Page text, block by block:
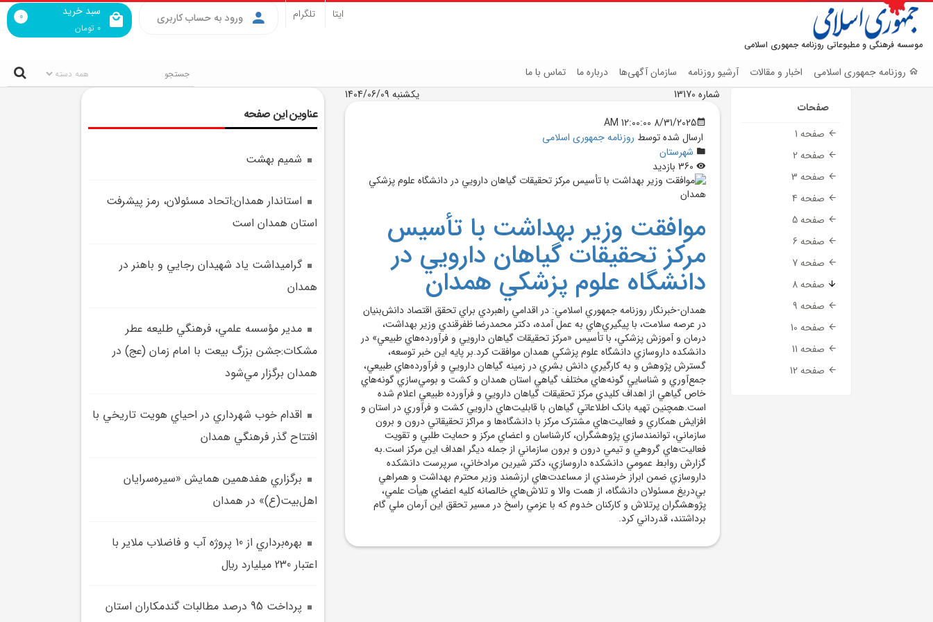
موسسه فرهنگی و مطبوعاتی روزنامه جمهوری اسلامی
سبد خرید
0 تومان
0 ورود به حساب کاربری ایتا تلگرام
روزنامه جمهوری اسلامی اخبار و مقالات آرشیو روزنامه سازمان آگهی‌ها درباره ما تماس با ما
صفحات
صفحه 1
صفحه 2
صفحه 3
صفحه 4
صفحه 5
صفحه 6
صفحه 7
صفحه 8
صفحه 9
صفحه 10
صفحه 11
صفحه 12
شماره 13170
یکشنبه 1404/06/09
8/31/2025 12:00:00 AM
ارسال شده توسط روزنامه جمهوری اسلامی
شهرستان
موافقت وزير بهداشت با تأسيس
مرکز تحقيقات گياهان دارويي در
دانشگاه علوم پزشکي همدان
همدان-خبرنگار روزنامه جمهوري اسلامي: در اقدامي راهبردي براي تحقق اقتصاد دانش‌بنيان
در عرصه سلامت، با پيگيري‌هاي به عمل آمده، دکتر محمدرضا ظفرقندي وزير بهداشت،
درمان و آموزش پزشکي، با تأسيس «مرکز تحقيقات گياهان دارويي و فرآورده‌هاي طبيعي» در
دانشکده داروسازي دانشگاه علوم پزشکي همدان موافقت کرد.بر پايه اين خبر توسعه،
گسترش پژوهش و به کارگيري دانش بشري در زمينه گياهان دارويي و فرآورده‌هاي طبيعي،
جمع‌آوري و شناسايي گونه‌هاي مختلف گياهي استان همدان و کشت و بومي‌سازي گونه‌هاي
خاص گياهي از اهداف کليدي مرکز تحقيقات گياهان دارويي و فرآورده طبيعي اعلام شده
است.همچنين تهيه بانک اطلاعاتي گياهان با قابليت‌هاي دارويي کشت و فرآوري در استان و
افزايش همکاري و فعاليت‌هاي مشترک مرکز با دانشگاه‌ها و مراکز تحقيقاتي درون و برون
سازماني، توانمندسازي پژوهشگران، کارشناسان و اعضاي مرکز و حمايت طلبي و تقويت
فعاليت‌هاي گروهي و تيمي درون و برون سازماني از جمله ديگر اهداف اين مرکز است.به
گزارش روابط عمومي دانشکده داروسازي، دکتر شيرين مرادخاني، سرپرست دانشکده
داروسازي ضمن ابراز خرسندي از مساعدت‌هاي ارزشمند وزير محترم بهداشت و همراهي
بي‌دريغ مسئولان دانشگاه، از همت والا و تلاش‌هاي خالصانه کليه اعضاي هيأت علمي،
پژوهشگران پرتلاش و کارکنان خدوم که با عزمي راسخ در مسير تحقق اين آرمان ملي گام
برداشتند، قدرداني کرد.
عناوین این صفحه
شمیم بهشت
استاندار همدان:اتحاد مسئولان، رمز پيشرفت
استان همدان است
گراميداشت ياد شهيدان رجايي و باهنر در
همدان
مدير مؤسسه علمي، فرهنگي طليعه عطر
مشکات:جشن بزرگ بيعت با امام زمان (عج) در
همدان برگزار مي‌شود
اقدام خوب شهرداري در احياي هويت تاريخي با
افتتاح گذر فرهنگي همدان
برگزاري هفدهمين همايش «سيره‌سرايان
اهل‌بيت(ع)» در همدان
بهره‌برداري از 10 پروژه آب و فاضلاب ملاير با
اعتبار 230 ميليارد ريال
پرداخت 95 درصد مطالبات گندمکاران استان